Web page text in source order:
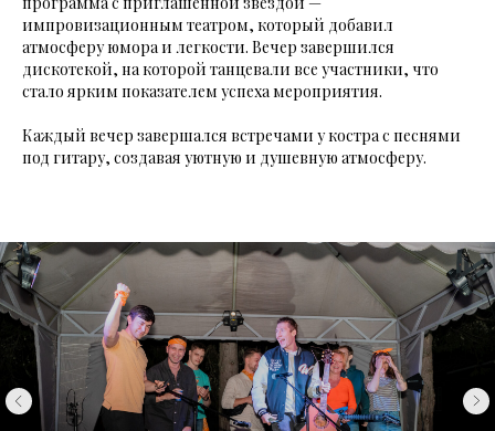
импровизационным театром, который добавил
атмосферу юмора и легкости. Вечер завершился
дискотекой, на которой танцевали все участники, что
стало ярким показателем успеха мероприятия.
Каждый вечер завершался встречами у костра с песнями
под гитару, создавая уютную и душевную атмосферу.